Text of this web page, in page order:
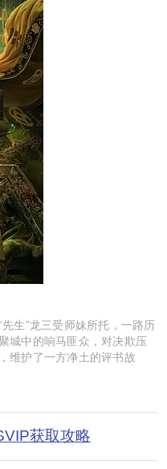
生”龙三受师妹所托，一路历
城中的响马匪众，对决欺压
维护了一方净土的评书故
获取攻略